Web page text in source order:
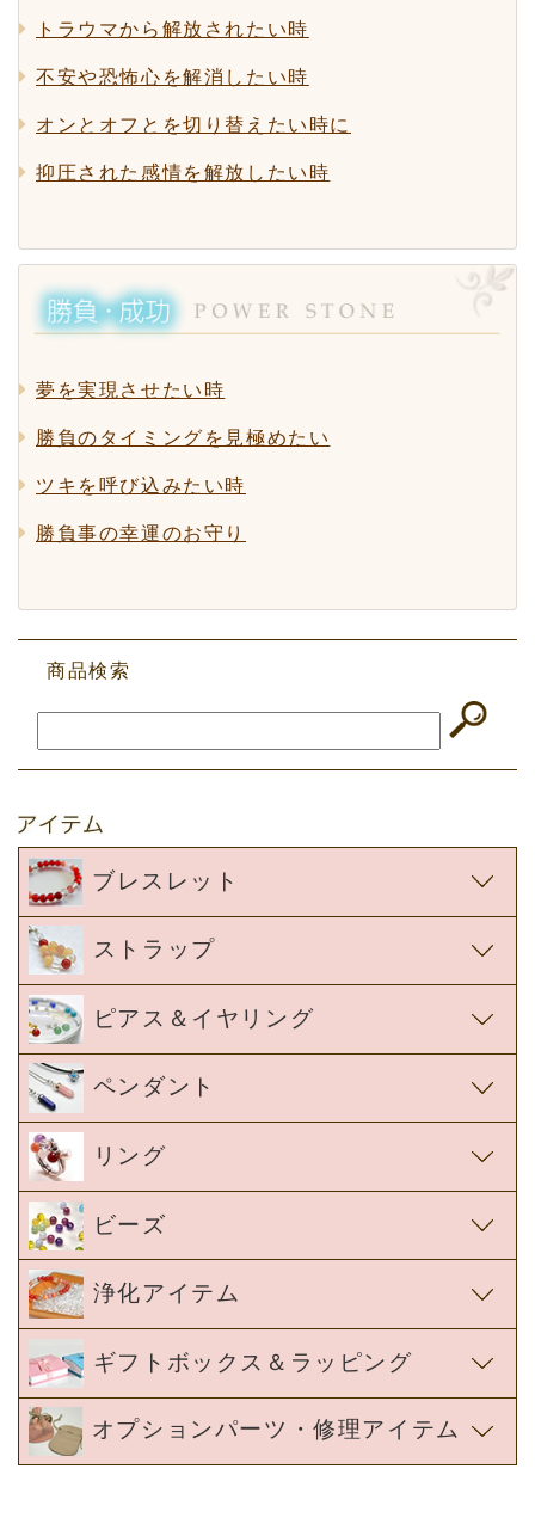
トラウマから解放されたい時
不安や恐怖心を解消したい時
オンとオフとを切り替えたい時に
抑圧された感情を解放したい時
夢を実現させたい時
勝負のタイミングを見極めたい
ツキを呼び込みたい時
勝負事の幸運のお守り
商品検索
ブレスレット
ストラップ
ピアス＆イヤリング
ペンダント
リング
ビーズ
浄化アイテム
ギフトボックス＆ラッピング
オプションパーツ・修理アイテム